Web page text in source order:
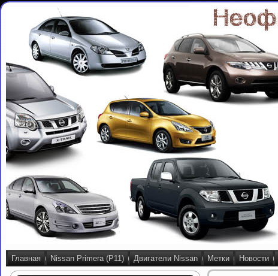
Главная Nissan Primera (P11) Двигатели Nissan Метки Новости